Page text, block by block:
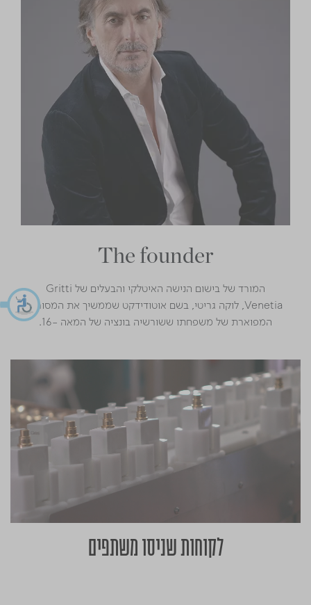
The founder
המורד של בישום הנישה האיטלקי והבעלים של Gritti
Venetia, לוקה גריטי, בשם אוטודידקט שממשיך את המסורת
המפוארת של משפחתו ששורשיה בונציה של המאה -16.
לקוחות שניסו משתפים